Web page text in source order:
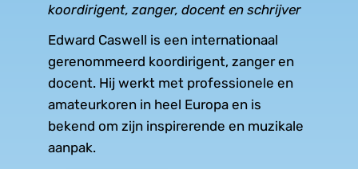
koordirigent, zanger, docent en schrijver
Edward Caswell is een internationaal
gerenommeerd koordirigent, zanger en
docent. Hij werkt met professionele en
amateurkoren in heel Europa en is
bekend om zijn inspirerende en muzikale
aanpak.